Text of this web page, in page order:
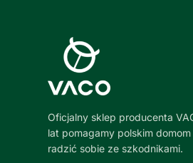
Oficjalny sklep producenta
lat pomagamy polskim
radzić sobie ze szkodnikami.